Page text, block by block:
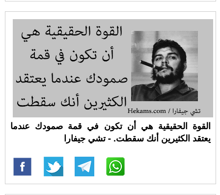
القوة الحقيقية هي أن تكون في قمة صمودك عندما
يعتقد الكثيرين أنك سقطت. - تشي جيفارا